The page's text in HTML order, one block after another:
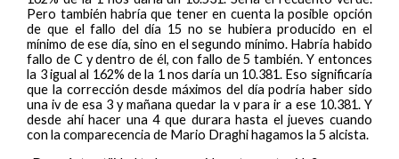
Pero también habría que tener en cuenta la posible opción
de que el fallo del día 15 no se hubiera producido en el
mínimo de ese día, sino en el segundo mínimo. Habría habido
fallo de C y dentro de él, con fallo de 5 también. Y entonces
la 3 igual al 162% de la 1 nos daría un 10.381. Eso significaría
que la corrección desde máximos del día podría haber sido
una iv de esa 3 y mañana quedar la v para ir a ese 10.381. Y
desde ahí hacer una 4 que durara hasta el jueves cuando
con la comparecencia de Mario Draghi hagamos la 5 alcista.